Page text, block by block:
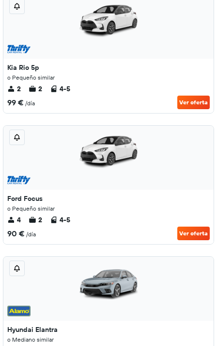
Kia Rio 5p
o Pequeño similar
2 2 4-5
99 € /día Ver oferta
Ford Focus
o Pequeño similar
4 2 4-5
90 € /día Ver oferta
Hyundai Elantra
o Mediano similar